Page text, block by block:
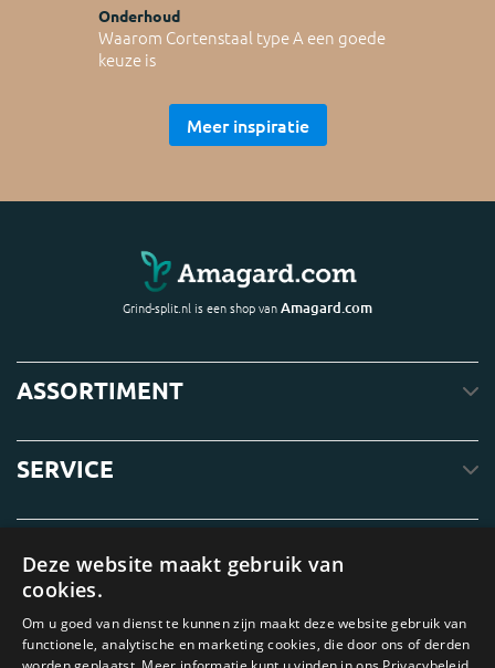
Onderhoud
Waarom Cortenstaal type A een goede
keuze is
Meer inspiratie
Grind-split.nl is een shop vanAmagard.com
ASSORTIMENT
SERVICE
Deze website maakt gebruik van
cookies.
Om u goed van dienst te kunnen zijn maakt deze website gebruik van
functionele, analytische en marketing cookies, die door ons of derden